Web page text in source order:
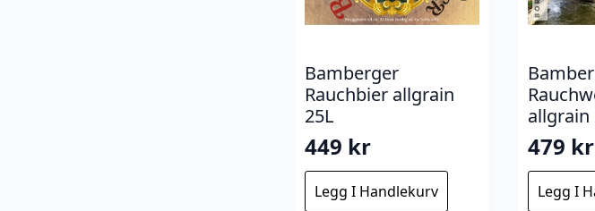
Bamberger
Rauchbier allgrain
25L
449 kr
Legg I Handlekurv
allgrain
479 kr
Legg I